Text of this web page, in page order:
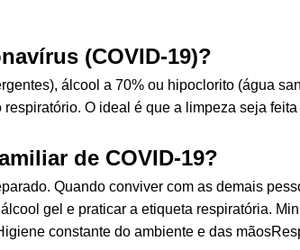
(COVID-19)?
álcool a 70% ou hipoclorito (água
O ideal é que a limpeza seja
de COVID-19?
Quando conviver com as demais
gel e praticar a etiqueta respiratória.
constante do ambiente e das